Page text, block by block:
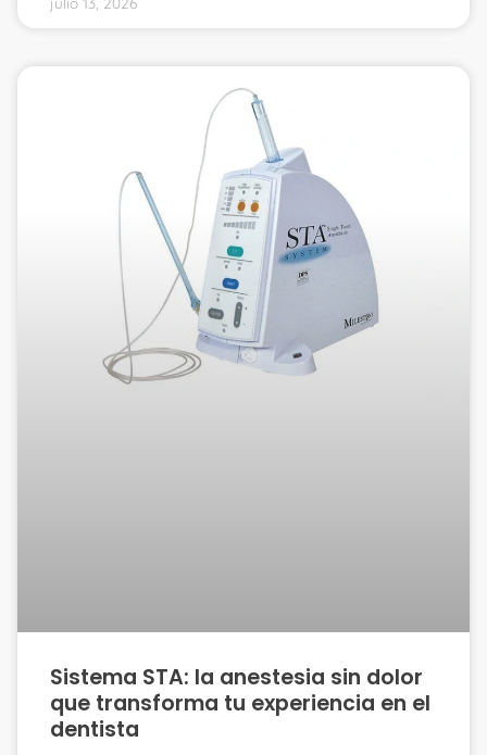
Sistema STA: la anestesia sin dolor
que transforma tu experiencia en el
dentista